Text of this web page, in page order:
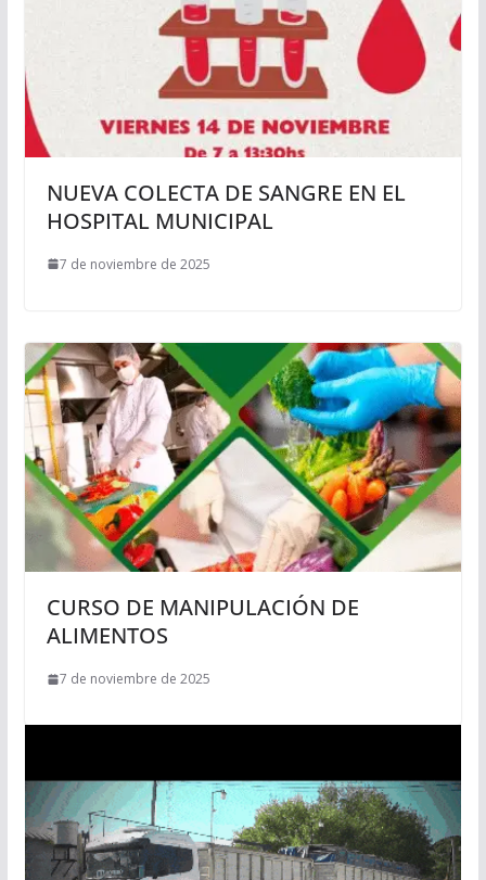
NUEVA COLECTA DE SANGRE EN EL
HOSPITAL MUNICIPAL
7 de noviembre de 2025
CURSO DE MANIPULACIÓN DE
ALIMENTOS
7 de noviembre de 2025